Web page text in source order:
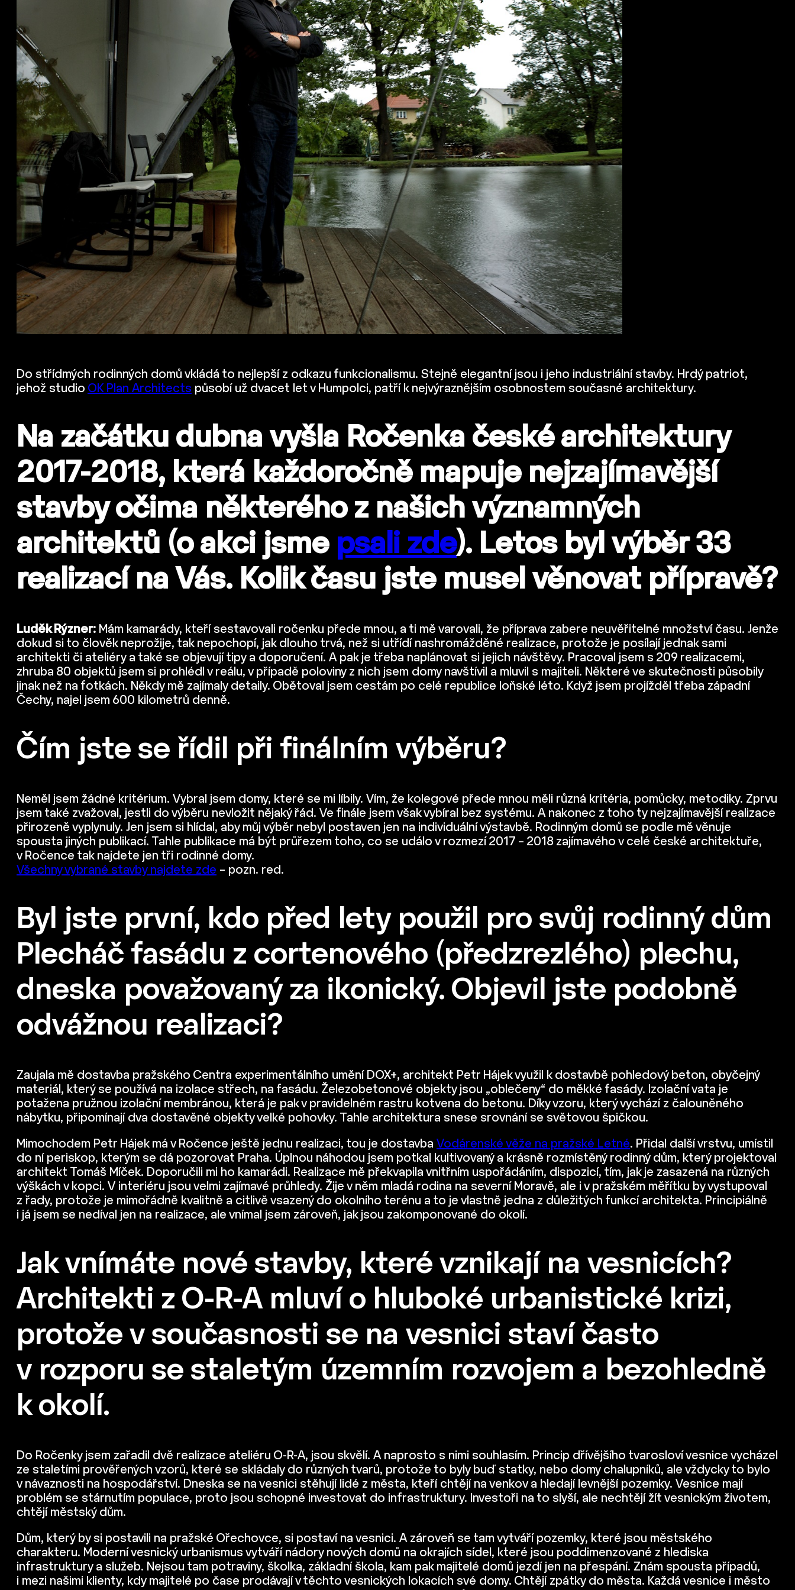
Do střídmých rodinných domů vkládá to nejlepší z odkazu funkcionalismu. Stejně elegantní jsou i jeho industriální stavby. Hrdý patriot,
jehož studio OK Plan Architects působí už dvacet let v Humpolci, patří k nejvýraznějším osobnostem současné architektury.
Na začátku dubna vyšla Ročenka české architektury
2017-2018, která každoročně mapuje nejzajímavější
stavby očima některého z našich významných
architektů (o akci jsme psali zde). Letos byl výběr 33
realizací na Vás. Kolik času jste musel věnovat přípravě?
Luděk Rýzner: Mám kamarády, kteří sestavovali ročenku přede mnou, a ti mě varovali, že příprava zabere neuvěřitelné množství času. Jenže
dokud si to člověk neprožije, tak nepochopí, jak dlouho trvá, než si utřídí nashromážděné realizace, protože je posílají jednak sami
architekti či ateliéry a také se objevují tipy a doporučení. A pak je třeba naplánovat si jejich návštěvy. Pracoval jsem s 209 realizacemi,
zhruba 80 objektů jsem si prohlédl v reálu, v případě poloviny z nich jsem domy navštívil a mluvil s majiteli. Některé ve skutečnosti působily
jinak než na fotkách. Někdy mě zajímaly detaily. Obětoval jsem cestám po celé republice loňské léto. Když jsem projížděl třeba západní
Čechy, najel jsem 600 kilometrů denně.
Čím jste se řídil při finálním výběru?
Neměl jsem žádné kritérium. Vybral jsem domy, které se mi líbily. Vím, že kolegové přede mnou měli různá kritéria, pomůcky, metodiky. Zprvu
jsem také zvažoval, jestli do výběru nevložit nějaký řád. Ve finále jsem však vybíral bez systému. A nakonec z toho ty nejzajímavější realizace
přirozeně vyplynuly. Jen jsem si hlídal, aby můj výběr nebyl postaven jen na individuální výstavbě. Rodinným domů se podle mě věnuje
spousta jiných publikací. Tahle publikace má být průřezem toho, co se událo v rozmezí 2017 – 2018 zajímavého v celé české architektuře,
v Ročence tak najdete jen tři rodinné domy.
Všechny vybrané stavby najdete zde – pozn. red.
Byl jste první, kdo před lety použil pro svůj rodinný dům
Plecháč fasádu z cortenového (předzrezlého) plechu,
dneska považovaný za ikonický. Objevil jste podobně
odvážnou realizaci?
Zaujala mě dostavba pražského Centra experimentálního umění DOX+, architekt Petr Hájek využil k dostavbě pohledový beton, obyčejný
materiál, který se používá na izolace střech, na fasádu. Železobetonové objekty jsou „oblečeny“ do měkké fasády. Izolační vata je
potažena pružnou izolační membránou, která je pak v pravidelném rastru kotvena do betonu. Díky vzoru, který vychází z čalouněného
nábytku, připomínají dva dostavěné objekty velké pohovky. Tahle architektura snese srovnání se světovou špičkou.
Mimochodem Petr Hájek má v Ročence ještě jednu realizaci, tou je dostavba Vodárenské věže na pražské Letné. Přidal další vrstvu, umístil
do ní periskop, kterým se dá pozorovat Praha. Úplnou náhodou jsem potkal kultivovaný a krásně rozmístěný rodinný dům, který projektoval
architekt Tomáš Míček. Doporučili mi ho kamarádi. Realizace mě překvapila vnitřním uspořádáním, dispozicí, tím, jak je zasazená na různých
výškách v kopci. V interiéru jsou velmi zajímavé průhledy. Žije v něm mladá rodina na severní Moravě, ale i v pražském měřítku by vystupoval
z řady, protože je mimořádně kvalitně a citlivě vsazený do okolního terénu a to je vlastně jedna z důležitých funkcí architekta. Principiálně
i já jsem se nedíval jen na realizace, ale vnímal jsem zároveň, jak jsou zakomponované do okolí.
Jak vnímáte nové stavby, které vznikají na vesnicích?
Architekti z O-R-A mluví o hluboké urbanistické krizi,
protože v současnosti se na vesnici staví často
v rozporu se staletým územním rozvojem a bezohledně
k okolí.
Do Ročenky jsem zařadil dvě realizace ateliéru O-R-A, jsou skvělí. A naprosto s nimi souhlasím. Princip dřívějšího tvarosloví vesnice vycházel
ze staletími prověřených vzorů, které se skládaly do různých tvarů, protože to byly buď statky, nebo domy chalupníků, ale vždycky to bylo
v návaznosti na hospodářství. Dneska se na vesnici stěhují lidé z města, kteří chtějí na venkov a hledají levnější pozemky. Vesnice mají
problém se stárnutím populace, proto jsou schopné investovat do infrastruktury. Investoři na to slyší, ale nechtějí žít vesnickým životem,
chtějí městský dům.
Dům, který by si postavili na pražské Ořechovce, si postaví na vesnici. A zároveň se tam vytváří pozemky, které jsou městského
charakteru. Moderní vesnický urbanismus vytváří nádory nových domů na okrajích sídel, které jsou poddimenzované z hlediska
infrastruktury a služeb. Nejsou tam potraviny, školka, základní škola, kam pak majitelé domů jezdí jen na přespání. Znám spousta případů,
i mezi našimi klienty, kdy majitelé po čase prodávají v těchto vesnických lokacích své domy. Chtějí zpátky do města. Každá vesnice i město